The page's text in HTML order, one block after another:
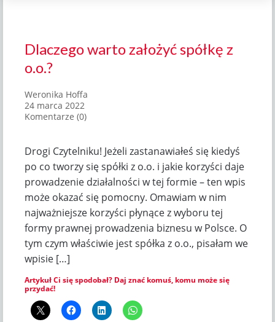
Dlaczego warto założyć spółkę z
o.o.?
Weronika Hoffa
24 marca 2022
Komentarze (0)
Drogi Czytelniku! Jeżeli zastanawiałeś się kiedyś
po co tworzy się spółki z o.o. i jakie korzyści daje
prowadzenie działalności w tej formie – ten wpis
może okazać się pomocny. Omawiam w nim
najważniejsze korzyści płynące z wyboru tej
formy prawnej prowadzenia biznesu w Polsce. O
tym czym właściwie jest spółka z o.o., pisałam we
wpisie […]
Artykuł Ci się spodobał? Daj znać komuś, komu może się
przydać!